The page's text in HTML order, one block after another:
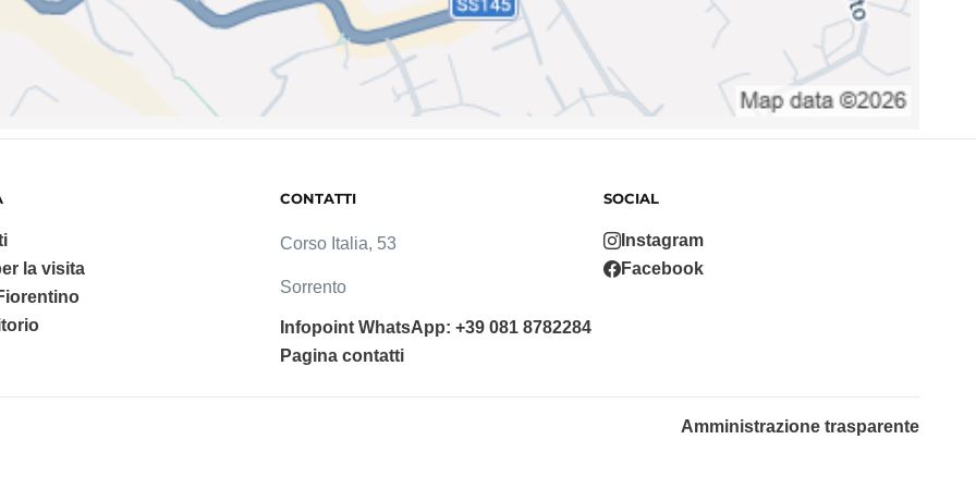
la visita
CONTATTI
Corso Italia, 53
Sorrento
Infopoint WhatsApp: +39 081 8782284
Pagina contatti
SOCIAL
Instagram
Facebook
Amministrazione trasparente